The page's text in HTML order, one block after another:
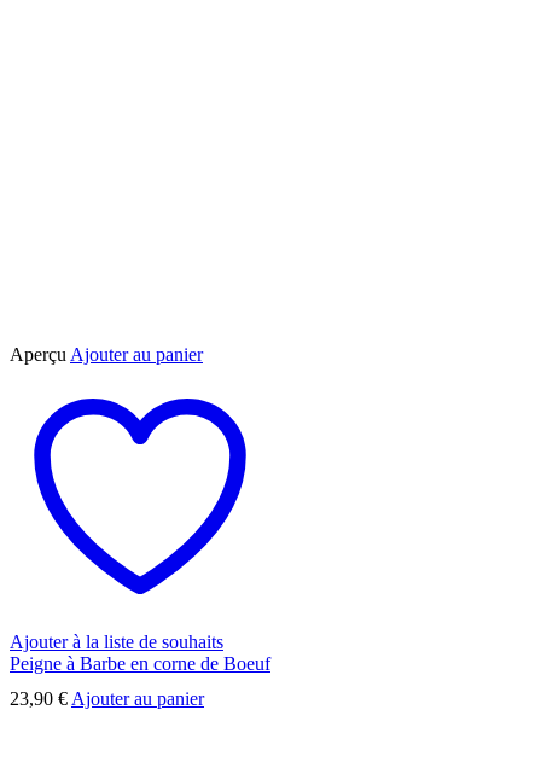
Aperçu Ajouter au panier
Ajouter à la liste de souhaits
Peigne à Barbe en corne de Boeuf
23,90 €Ajouter au panier